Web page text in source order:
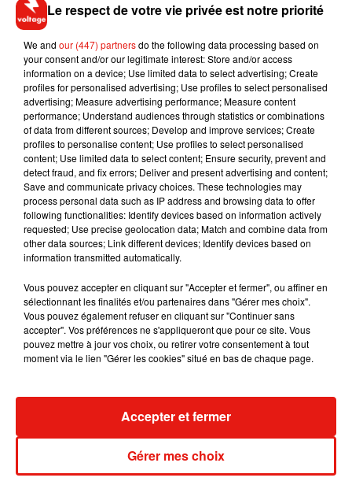
Musique
6 août 2026
Il y a 10 ans, DJ Snake changeait de
dimension avec son premier...
3 août 2026
Fred again.. et Latin Mafia dévoilent enfin
leur mixtape créée en...
31 juillet 2026
Swedish House Mafia et Lykke Li
dévoilent « Happiness Is So Sad »
31 juillet 2026
David Guetta et Carl Cox signent un B2B
historique à Ibiza
Le respect de votre vie privée est notre priorité
We and our (447) partnersdo the following data processing based on
your consent and/or our legitimate interest: Store and/or access
information on a device; Use limited data to select advertising; Create
profiles for personalised advertising; Use profiles to select personalised
advertising; Measure advertising performance; Measure content
performance; Understand audiences through statistics or combinations
of data from different sources; Develop and improve services; Create
profiles to personalise content; Use profiles to select personalised
content; Use limited data to select content; Ensure security, prevent and
detect fraud, and fix errors; Deliver and present advertising and content;
Save and communicate privacy choices. These technologies may
process personal data such as IP address and browsing data to offer
following functionalities: Identify devices based on information actively
requested; Use precise geolocation data; Match and combine data from
other data sources; Link different devices; Identify devices based on
information transmitted automatically.
Vous pouvez accepter en cliquant sur "Accepter et fermer", ou affiner en
sélectionnant les finalités et/ou partenaires dans "Gérer mes choix".
Vous pouvez également refuser en cliquant sur "Continuer sans
accepter". Vos préférences ne s'appliqueront que pour ce site. Vous
pouvez mettre à jour vos choix, ou retirer votre consentement à tout
moment via le lien "Gérer les cookies" situé en bas de chaque page.
Gérer mes choix
Accepter et fermer